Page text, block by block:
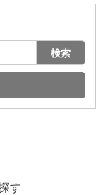
検索
す